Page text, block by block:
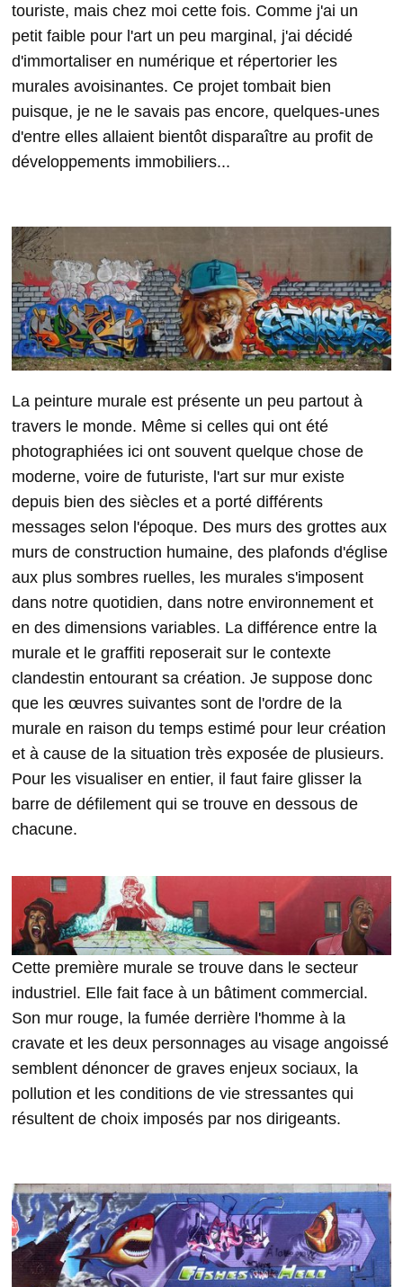
touriste, mais chez moi cette fois. Comme j'ai un
petit faible pour l'art un peu marginal, j'ai décidé
d'immortaliser en numérique et répertorier les
murales avoisinantes. Ce projet tombait bien
puisque, je ne le savais pas encore, quelques-unes
d'entre elles allaient bientôt disparaître au profit de
développements immobiliers...
La peinture murale est présente un peu partout à
travers le monde. Même si celles qui ont été
photographiées ici ont souvent quelque chose de
moderne, voire de futuriste, l'art sur mur existe
depuis bien des siècles et a porté différents
messages selon l'époque. Des murs des grottes aux
murs de construction humaine, des plafonds d'église
aux plus sombres ruelles, les murales s'imposent
dans notre quotidien, dans notre environnement et
en des dimensions variables. La différence entre la
murale et le graffiti reposerait sur le contexte
clandestin entourant sa création. Je suppose donc
que les œuvres suivantes sont de l'ordre de la
murale en raison du temps estimé pour leur création
et à cause de la situation très exposée de plusieurs.
Pour les visualiser en entier, il faut faire glisser la
barre de défilement qui se trouve en dessous de
chacune.
Cette première murale se trouve dans le secteur
industriel. Elle fait face à un bâtiment commercial.
Son mur rouge, la fumée derrière l'homme à la
cravate et les deux personnages au visage angoissé
semblent dénoncer de graves enjeux sociaux, la
pollution et les conditions de vie stressantes qui
résultent de choix imposés par nos dirigeants.